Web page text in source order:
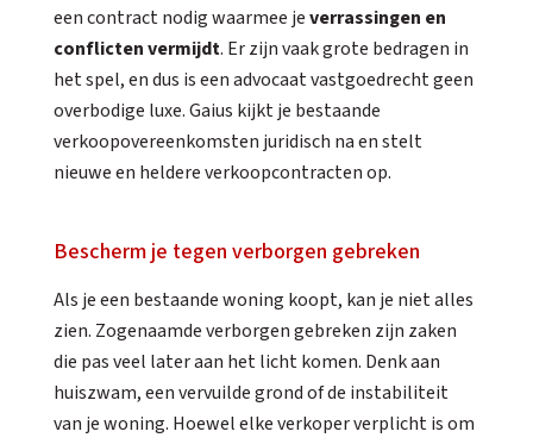
een contract nodig waarmee jeverrassingen en
conflicten vermijdt. Er zijn vaak grote bedragen in
het spel, en dus is een advocaat vastgoedrecht geen
overbodige luxe. Gaius kijkt je bestaande
verkoopovereenkomsten juridisch na en stelt
nieuwe en heldere verkoopcontracten op.
Bescherm je tegen verborgen gebreken
Als je een bestaande woning koopt, kan je niet alles
zien. Zogenaamde verborgen gebreken zijn zaken
die pas veel later aan het licht komen. Denk aan
huiszwam, een vervuilde grond of de instabiliteit
van je woning. Hoewel elke verkoper verplicht is om